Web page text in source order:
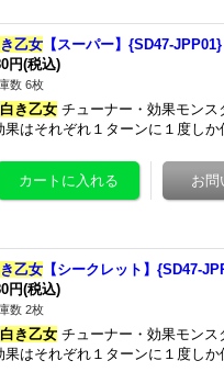
乙女 【スーパー】{SD47-JPP01}
円(税込)
数 6枚
白き乙女 チューナー・効果モン
果はそれぞれ１ターンに１度し
乙女 【シークレット】{SD47-
円(税込)
数 2枚
白き乙女 チューナー・効果モン
果はそれぞれ１ターンに１度し